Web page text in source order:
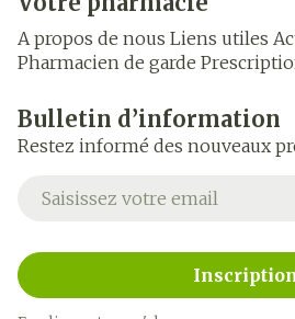
A propos de nous Liens utiles
Pharmacien de garde
Bulletin d’information
Restez informé des nouveaux
Adresse mail